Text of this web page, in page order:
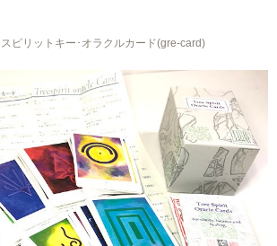
ピリットキー･オラクルカード(gre-card)